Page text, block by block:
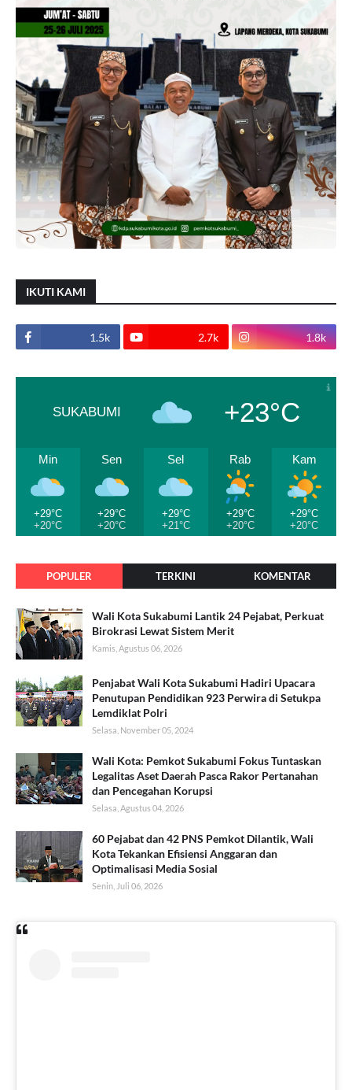
IKUTI KAMI
1.5k 2.7k 1.8k
SUKABUMI +23°C
Min
+29°C
+20°C
Sen
+29°C
+20°C
Sel
+29°C
+21°C
Rab
+29°C
+20°C
Kam
+29°C
+20°C
POPULER TERKINI KOMENTAR
Wali Kota Sukabumi Lantik 24 Pejabat, Perkuat
Birokrasi Lewat Sistem Merit
Kamis, Agustus 06, 2026
Penjabat Wali Kota Sukabumi Hadiri Upacara
Penutupan Pendidikan 923 Perwira di Setukpa
Lemdiklat Polri
Selasa, November 05, 2024
Wali Kota: Pemkot Sukabumi Fokus Tuntaskan
Legalitas Aset Daerah Pasca Rakor Pertanahan
dan Pencegahan Korupsi
Selasa, Agustus 04, 2026
60 Pejabat dan 42 PNS Pemkot Dilantik, Wali
Kota Tekankan Efisiensi Anggaran dan
Optimalisasi Media Sosial
Senin, Juli 06, 2026